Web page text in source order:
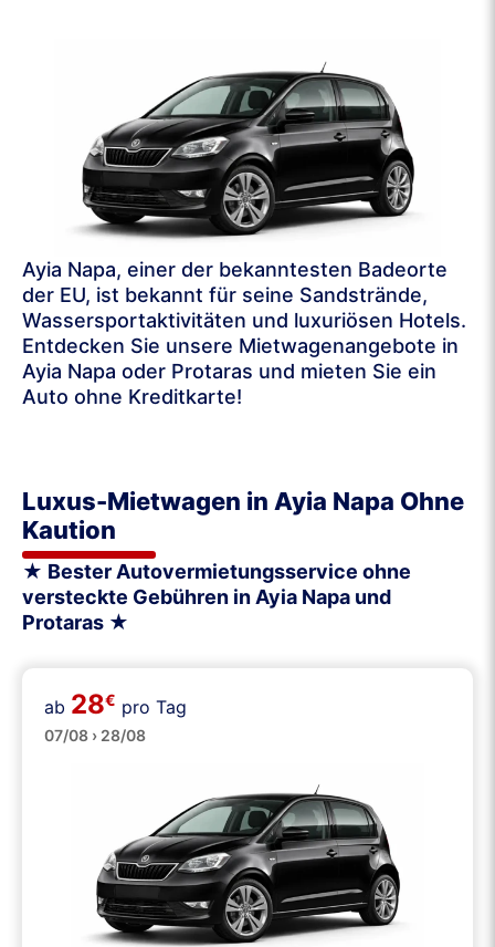
Ayia Napa, einer der bekanntesten Badeorte
der EU, ist bekannt für seine Sandstrände,
Wassersportaktivitäten und luxuriösen Hotels.
Entdecken Sie unsere Mietwagenangebote in
Ayia Napa oder Protaras und mieten Sie ein
Auto ohne Kreditkarte!
Luxus-Mietwagen in Ayia Napa Ohne
Kaution
★ Bester Autovermietungsservice ohne
versteckte Gebühren in Ayia Napa und
Protaras ★
Klein
ab 28€ pro Tag
07/08 › 28/08